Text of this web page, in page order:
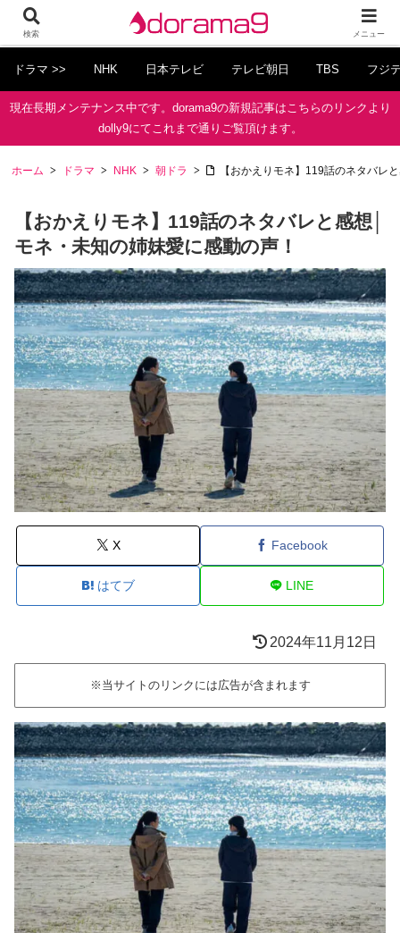
ドラマ >> NHK 日本テレビ テレビ朝日 TBS フジ
現在長期メンテナンス中です。dorama9の新規記事はこちらのリンクより
dolly9にてこれまで通りご覧頂けます。
ホーム ドラマ NHK 朝ドラ 【おかえりモネ】119話のネタバレ
【おかえりモネ】119話のネタバレと感想│
モネ・未知の姉妹愛に感動の声！
X Facebook
はてブ LINE
2024年11月12日
※当サイトのリンクには広告が含まれます
検索 メニュー